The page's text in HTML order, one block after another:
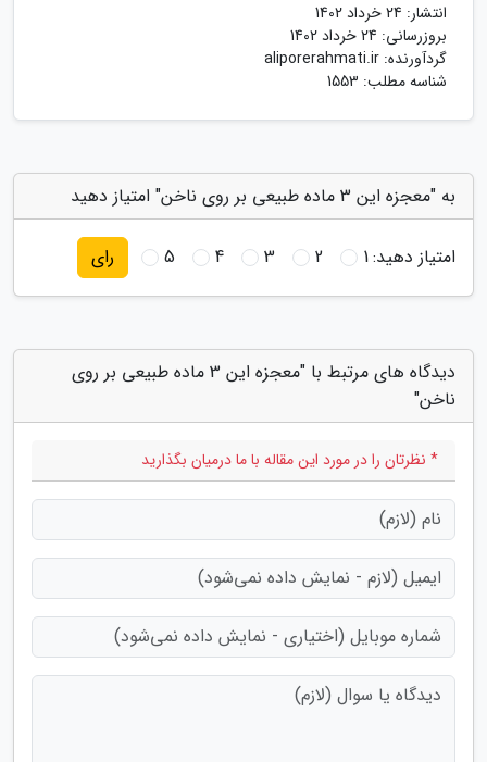
انتشار: 24 خرداد 1402
بروزرسانی: 24 خرداد 1402
گردآورنده: aliporerahmati.ir
شناسه مطلب: 1553
به "معجزه این 3 ماده طبیعی بر روی ناخن" امتیاز دهید
امتیاز دهید:1
2
3
4
5 رای
دیدگاه های مرتبط با "معجزه این 3 ماده طبیعی بر روی
ناخن"
* نظرتان را در مورد این مقاله با ما درمیان بگذارید